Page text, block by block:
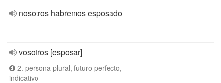
nosotros habremos esposado
vosotros [esposar]
2. persona plural, futuro perfecto,
indicativo